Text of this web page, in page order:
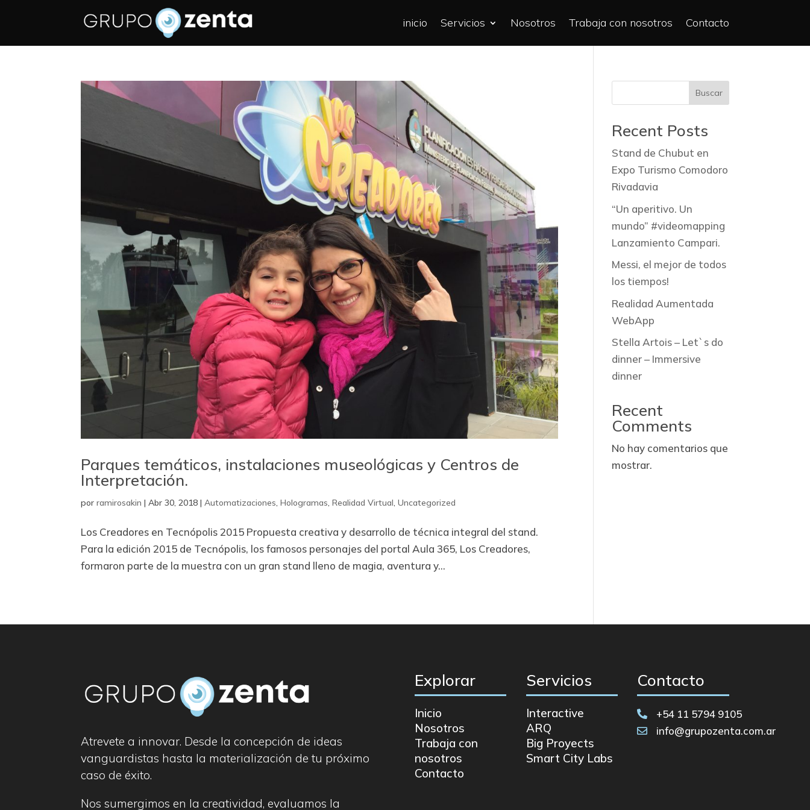
inicio Servicios Nosotros Trabaja con nosotros Contacto
Parques temáticos, instalaciones museológicas y Centros de
Interpretación.
porramirosakin |Abr 30, 2018 |Automatizaciones,Hologramas,Realidad Virtual,Uncategorized
Los Creadores en Tecnópolis 2015 Propuesta creativa y desarrollo de técnica integral del stand.
Para la edición 2015 de Tecnópolis, los famosos personajes del portal Aula 365, Los Creadores,
formaron parte de la muestra con un gran stand lleno de magia, aventura y...
Buscar
Recent Posts
Stand de Chubut en
Expo Turismo Comodoro
Rivadavia
“Un aperitivo. Un
mundo” #videomapping
Lanzamiento Campari.
Messi, el mejor de todos
los tiempos!
Realidad Aumentada
WebApp
Stella Artois – Let`s do
dinner – Immersive
dinner
Recent
Comments
No hay comentarios que
mostrar.
Atrevete a innovar. Desde la concepción de ideas
vanguardistas hasta la materialización de tu próximo
caso de éxito.
Nos sumergimos en la creatividad, evaluamos la
Explorar
Inicio
Nosotros
Trabaja con
nosotros
Contacto
Servicios
Interactive
ARQ
Big Proyects
Smart City Labs
Contacto
 +54 11 5794 9105
 info@grupozenta.com.ar